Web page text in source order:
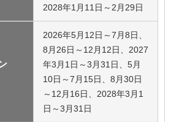
2028年1月11日～2月29日
2026年5月12日～7月8日、
8月26日～12月12日、2027
年3月1日～3月31日、5月
10日～7月15日、8月30日
～12月16日、2028年3月1
日～3月31日